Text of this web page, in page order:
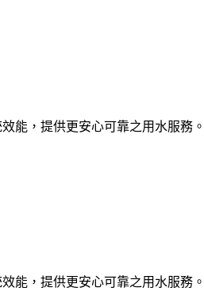
能，提供更安心可靠之用水服務。
能，提供更安心可靠之用水服務。